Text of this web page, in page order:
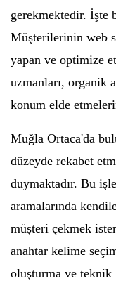
gerekmektedir. İşte
Müşterilerinin web
yapan ve optimize
uzmanları, organik
konum elde
Muğla Ortaca'da
düzeyde rekabet
duymaktadır. Bu
aramalarında
müşteri çekmek
anahtar kelime
oluşturma ve